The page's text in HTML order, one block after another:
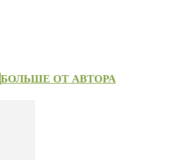
БОЛЬШЕ ОТ АВТОРА